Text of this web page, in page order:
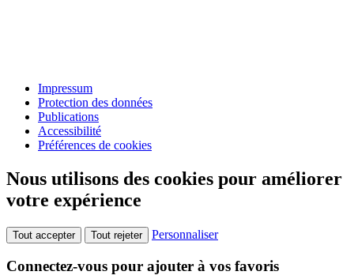
Impressum
Protection des données
Publications
Accessibilité
Préférences de cookies
Nous utilisons des cookies pour améliorer
votre expérience
Tout accepter Tout rejeter Personnaliser
Connectez-vous pour ajouter à vos favoris